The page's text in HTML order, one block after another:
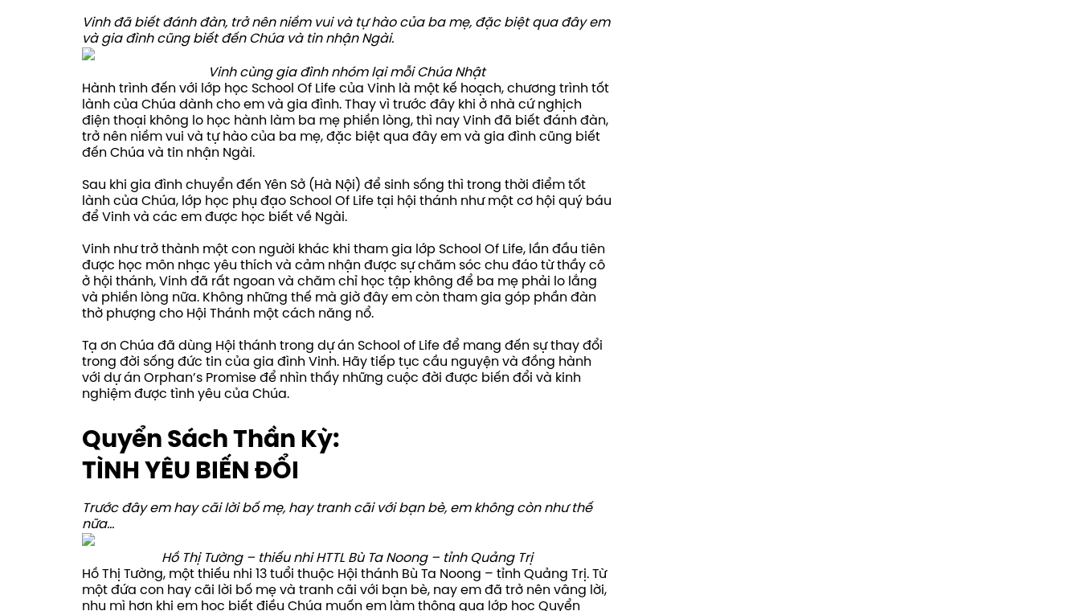
Vinh đã biết đánh đàn, trở nên niềm vui và tự hào của ba mẹ, đặc biệt qua đây em
và gia đình cũng biết đến Chúa và tin nhận Ngài.
Vinh cùng gia đình nhóm lại mỗi Chúa Nhật
Hành trình đến với lớp học School Of Life của Vinh là một kế hoạch, chương trình tốt
lành của Chúa dành cho em và gia đình. Thay vì trước đây khi ở nhà cứ nghịch
điện thoại không lo học hành làm ba mẹ phiền lòng, thì nay Vinh đã biết đánh đàn,
trở nên niềm vui và tự hào của ba mẹ, đặc biệt qua đây em và gia đình cũng biết
đến Chúa và tin nhận Ngài.
Sau khi gia đình chuyển đến Yên Sở (Hà Nội) để sinh sống thì trong thời điểm tốt
lành của Chúa, lớp học phụ đạo School Of Life tại hội thánh như một cơ hội quý báu
để Vinh và các em được học biết về Ngài.
Vinh như trở thành một con người khác khi tham gia lớp School Of Life, lần đầu tiên
được học môn nhạc yêu thích và cảm nhận được sự chăm sóc chu đáo từ thầy cô
ở hội thánh, Vinh đã rất ngoan và chăm chỉ học tập không để ba mẹ phải lo lắng
và phiền lòng nữa. Không những thế mà giờ đây em còn tham gia góp phần đàn
thờ phượng cho Hội Thánh một cách năng nổ.
Tạ ơn Chúa đã dùng Hội thánh trong dự án School of Life để mang đến sự thay đổi
trong đời sống đức tin của gia đình Vinh. Hãy tiếp tục cầu nguyện và đồng hành
với dự án Orphan’s Promise để nhìn thấy những cuộc đời được biến đổi và kinh
nghiệm được tình yêu của Chúa.
Quyển Sách Thần Kỳ:
TÌNH YÊU BIẾN ĐỔI
Trước đây em hay cãi lời bố mẹ, hay tranh cãi với bạn bè, em không còn như thế
nữa…
Hồ Thị Tường – thiếu nhi HTTL Bù Ta Noong – tỉnh Quảng Trị
Hồ Thị Tường, một thiếu nhi 13 tuổi thuộc Hội thánh Bù Ta Noong – tỉnh Quảng Trị. Từ
một đứa con hay cãi lời bố mẹ và tranh cãi với bạn bè, nay em đã trở nên vâng lời,
nhu mì hơn khi em học biết điều Chúa muốn em làm thông qua lớp học Quyển